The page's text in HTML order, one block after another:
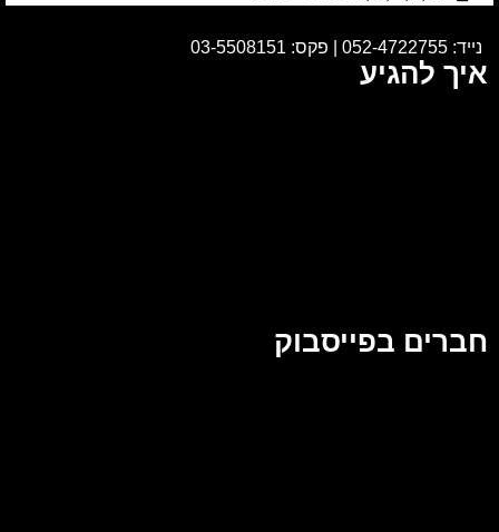
נייד: 052-4722755 פקס: 03-5508151
איך להגיע
חברים בפייסבוק